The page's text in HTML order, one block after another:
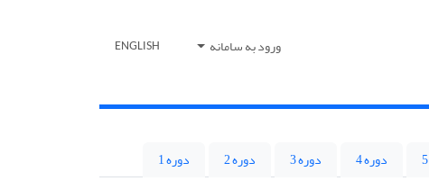
ورود به سامانه ENGLISH
دوره 4 دوره 3 دوره 2
دوره 1